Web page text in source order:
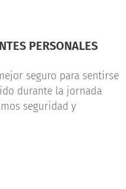
PERSONALES
seguro para sentirse
durante la jornada
seguridad y